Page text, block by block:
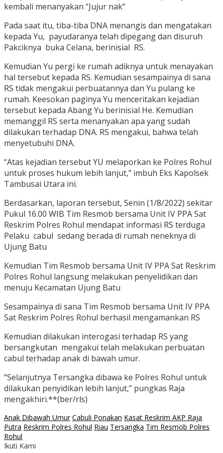
kembali menanyakan “Jujur nak”
Pada saat itu, tiba-tiba DNA menangis dan mengatakan
kepada Yu, payudaranya telah dipegang dan disuruh
Pakciknya buka Celana, berinisial RS.
Kemudian Yu pergi ke rumah adiknya untuk menayakan
hal tersebut kepada RS. Kemudian sesampainya di sana
RS tidak mengakui perbuatannya dan Yu pulang ke
rumah. Keesokan paginya Yu menceritakan kejadian
tersebut kepada Abang Yu berinisial He. Kemudian
memanggil RS serta menanyakan apa yang sudah
dilakukan terhadap DNA. RS mengakui, bahwa telah
menyetubuhi DNA.
“Atas kejadian tersebut YU melaporkan ke Polres Rohul
untuk proses hukum lebih lanjut,” imbuh Eks Kapolsek
Tambusai Utara ini.
Berdasarkan, laporan tersebut, Senin (1/8/2022) sekitar
Pukul 16.00 WIB Tim Resmob bersama Unit IV PPA Sat
Reskrim Polres Rohul mendapat informasi RS terduga
Pelaku cabul sedang berada di rumah neneknya di
Ujung Batu
Kemudian Tim Resmob bersama Unit IV PPA Sat Reskrim
Polres Rohul langsung melakukan penyelidikan dan
menuju Kecamatan Ujung Batu
Sesampainya di sana Tim Resmob bersama Unit IV PPA
Sat Reskrim Polres Rohul berhasil mengamankan RS
Kemudian dilakukan interogasi terhadap RS yang
bersangkutan mengakui telah melakukan perbuatan
cabul terhadap anak di bawah umur.
“Selanjutnya Tersangka dibawa ke Polres Rohul untuk
dilakukan penyidikan lebih lanjut,” pungkas Raja
mengakhiri.**(ber/rls)
Anak Dibawah Umur Cabuli Ponakan Kasat Reskrim AKP Raja
Putra Reskrim Polres Rohul Riau Tersangka Tim Resmob Polres
Rohul
Ikuti Kami